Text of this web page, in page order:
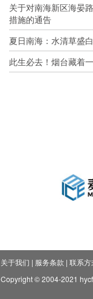
关于对南海新区海晏
措施的通告
夏日南海：水清草盛
此生必去！烟台藏着
关于我们 | 服务条款 | 联系方
Copyright © 2004-2021